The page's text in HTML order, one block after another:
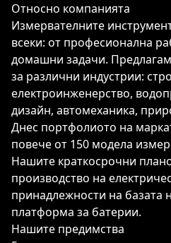
Относно компанията
Измервателните
всеки: от професионална
домашни задачи.
за различни индустрии:
електроинженерство,
дизайн, автомеханика,
Днес портфолиото на
повече от 150 модела
Нашите краткосрочни
производство на
принадлежности на базата
платформа за батерии.
Нашите предимства